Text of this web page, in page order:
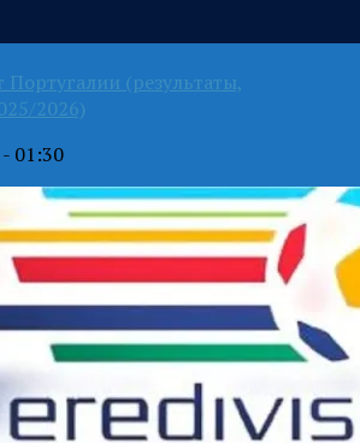
(результаты,
2026)
01:30